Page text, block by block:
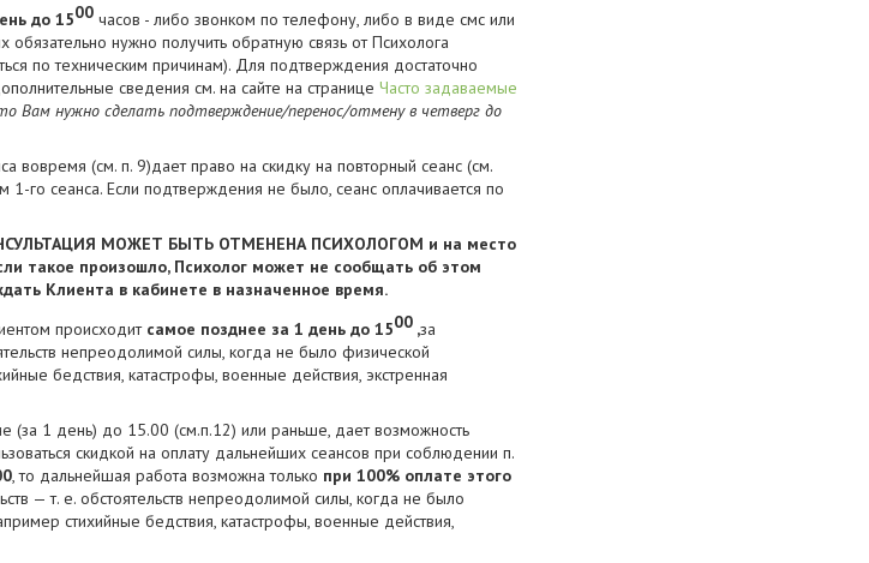
до 1500 часов - либо звонком по телефону, либо в виде смс или
нужно получить обратную связь от Психолога
по техническим причинам). Для подтверждения достаточно
сведения см. на сайте на странице Часто задаваемые
Вам нужно сделать подтверждение/перенос/отмену в четверг до
вовремя (см. п. 9)дает право на скидку на повторный сеанс (см.
го сеанса. Если подтверждения не было, сеанс оплачивается по
МОЖЕТ БЫТЬ ОТМЕНЕНА ПСИХОЛОГОМ и на место
такое произошло, Психолог может не сообщать об этом
Клиента в кабинете в назначенное время.
происходит самое позднее за 1 день до 1500 ,за
непреодолимой силы, когда не было физической
бедствия, катастрофы, военные действия, экстренная
(за 1 день) до 15.00 (см.п.12) или раньше, дает возможность
скидкой на оплату дальнейших сеансов при соблюдении п.
, то дальнейшая работа возможна только при 100% оплате этого
— т. е. обстоятельств непреодолимой силы, когда не было
стихийные бедствия, катастрофы, военные действия,